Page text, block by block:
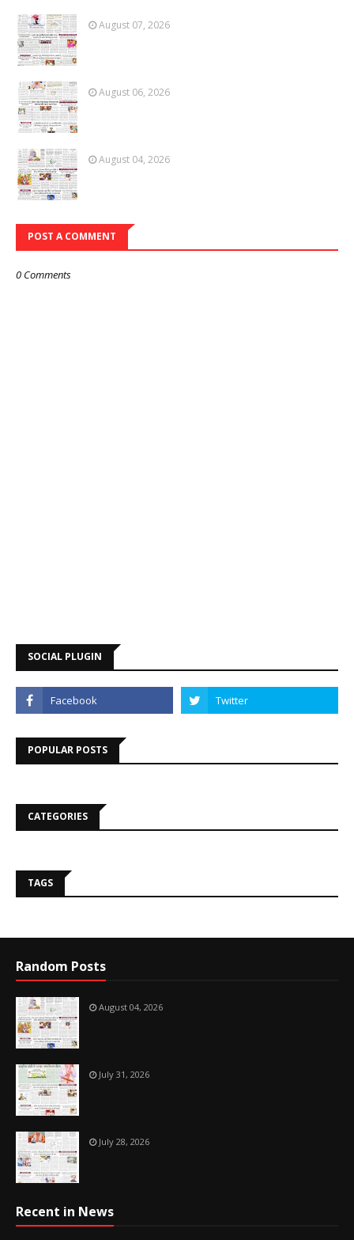
August 07, 2026
August 06, 2026
August 04, 2026
POST A COMMENT
0 Comments
SOCIAL PLUGIN
POPULAR POSTS
CATEGORIES
TAGS
Random Posts
August 04, 2026
July 31, 2026
July 28, 2026
Recent in News